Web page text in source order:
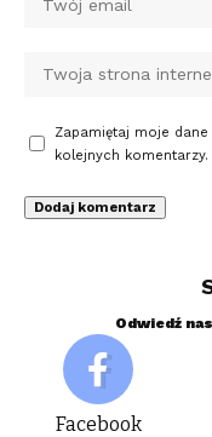
Zapamiętaj moje
kolejnych komentarzy.
Odwiedź
Facebook